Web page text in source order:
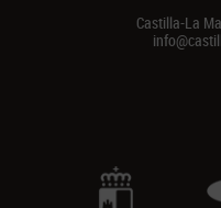
Castilla-La